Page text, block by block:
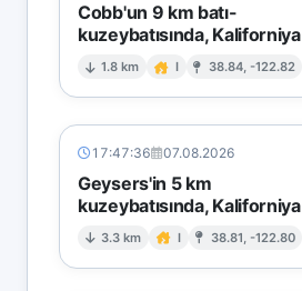
Cobb'un 9 km batı-
kuzeybatısında, Kaliforniya
1.8 km I 38.84, -122.82
17:47:36 07.08.2026
Geysers'in 5 km
kuzeybatısında, Kaliforniya
3.3 km I 38.81, -122.80